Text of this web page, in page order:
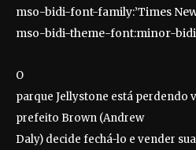
mso-bidi-font-family:’Times
mso-bidi-theme-font:minor-
O
parque Jellystone está perdendo
prefeito Brown (Andrew
Daly) decide fechá-lo e vender